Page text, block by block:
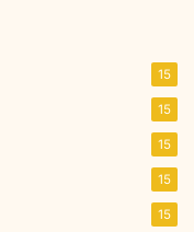
15
15
15
15
15